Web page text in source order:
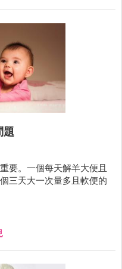
題
要。一個每天解羊大便且
三天大一次量多且軟便的